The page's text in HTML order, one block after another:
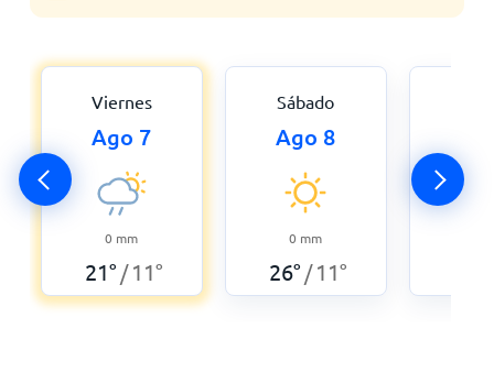
Viernes
Ago 7
0 mm
21° /11°
Sábado
Ago 8
0 mm
26° /11°